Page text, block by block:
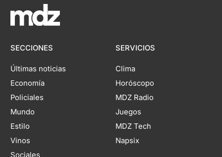
SECCIONES
Últimas noticias
Economía
Policiales
Mundo
Estilo
Vinos
Sociales
SERVICIOS
Clima
Horóscopo
MDZ Radio
Juegos
MDZ Tech
Napsix